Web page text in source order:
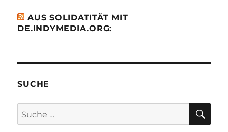
AUS SOLIDATITÄT MIT
DE.INDYMEDIA.ORG:
SUCHE
Suche
nach: